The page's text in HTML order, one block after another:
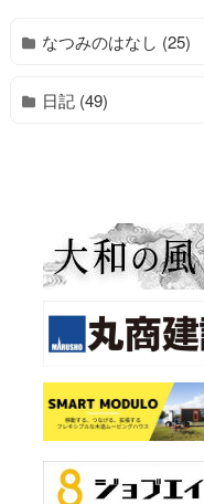
なつみのはなし (25)
日記 (49)